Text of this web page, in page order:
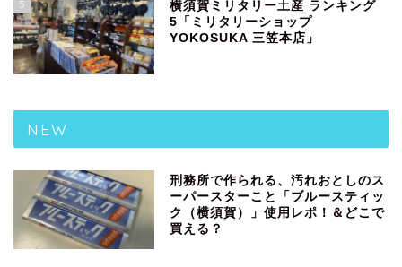
5
横須賀ミリタリー土産 ランキング
5「ミリタリーショップ
YOKOSUKA 三笠本店」
NEW
刑務所で作られる、汚れおとしのス
ーパースターこと「ブルースティッ
ク（横須賀）」使用レポ！＆どこで
買える？